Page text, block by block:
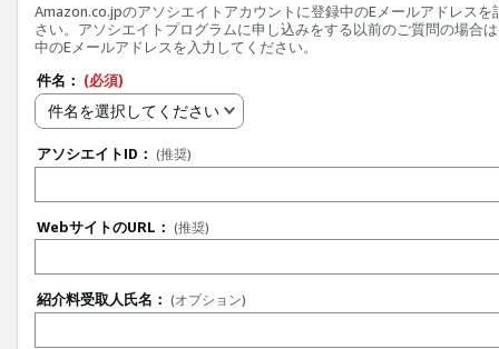
Amazon.co.jpのアソシエイトアカウントに登録中のEメールアドレスを
さい。アソシエイトプログラムに申し込みをする以前のご質問の場合
中のEメールアドレスを入力してください。
件名： (必須)
件名を選択してください
アソシエイトID： (推奨)
WebサイトのURL： (推奨)
紹介料受取人氏名： (オプション)